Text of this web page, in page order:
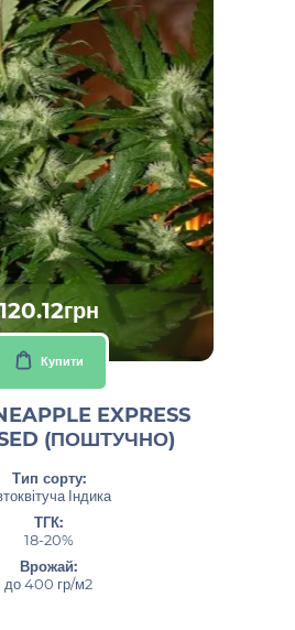
120.12грн
Купити
EXPRESS
(ПОШТУЧНО)
Тип сорту:
Індика
ТГК:
18-20%
Врожай:
до 400 гр/м2